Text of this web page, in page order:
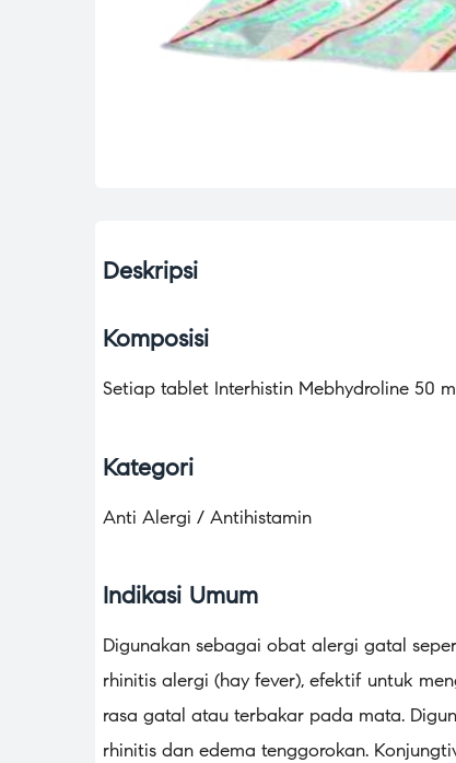
Deskripsi
Komposisi
Setiap tablet Interhistin Mebhydroline 50
Kategori
Anti Alergi / Antihistamin
Indikasi Umum
Digunakan sebagai obat alergi gatal
rhinitis alergi (hay fever), efektif untuk
rasa gatal atau terbakar pada mata.
rhinitis dan edema tenggorokan.